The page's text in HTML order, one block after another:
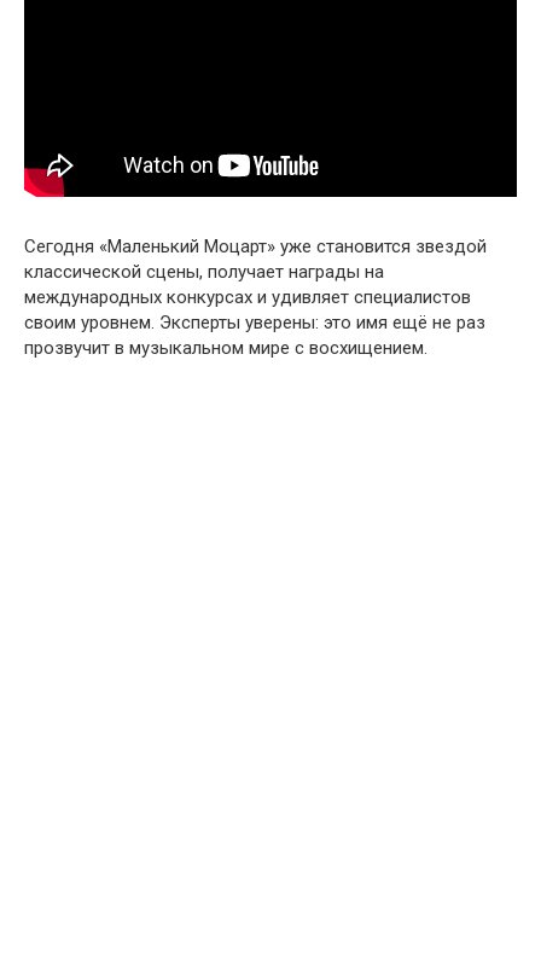
Сегодня «Маленький Моцарт» уже становится звездой
классической сцены, получает награды на
международных конкурсах и удивляет специалистов
своим уровнем. Эксперты уверены: это имя ещё не раз
прозвучит в музыкальном мире с восхищением.